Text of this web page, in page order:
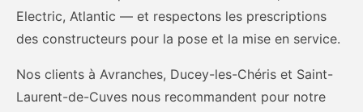
Electric, Atlantic — et respectons les prescriptions
des constructeurs pour la pose et la mise en service.
Nos clients à Avranches, Ducey-les-Chéris et Saint-
Laurent-de-Cuves nous recommandent pour notre